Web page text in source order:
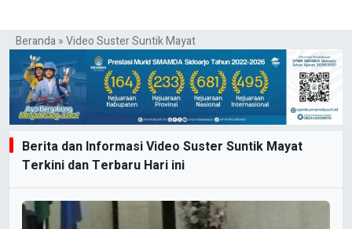
Beranda»Video Suster Suntik Mayat
Berita dan Informasi Video Suster Suntik Mayat
Terkini dan Terbaru Hari ini